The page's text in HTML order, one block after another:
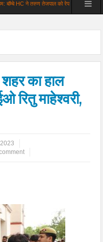
तेजपाल को रेप केस में दिया दोषी कर…
का हाल
रितु माहेश्वरी,